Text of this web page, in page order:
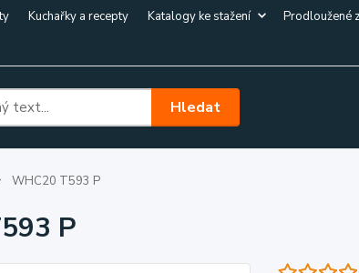
Kuchařky a recepty Katalogy ke stažení
Prodloužené
Hledat
WHC20 T593 P
P